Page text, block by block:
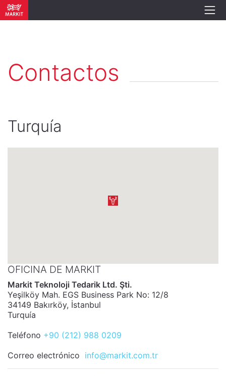
Contactos
Turquía
OFICINA DE MARKIT
Markit Teknoloji Tedarik Ltd. Şti.
Yeşilköy Mah. EGS Business Park No: 12/8
34149 Bakırköy, İstanbul
Turquía
Teléfono +90 (212) 988 0209
Correo electrónico info@markit.com.tr